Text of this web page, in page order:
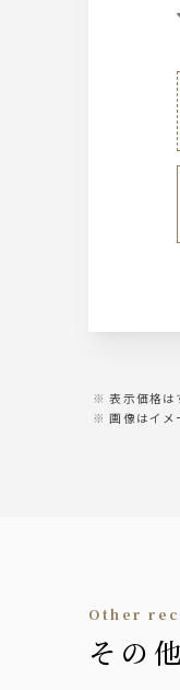
表示価格は
画像はイメ
other
そ